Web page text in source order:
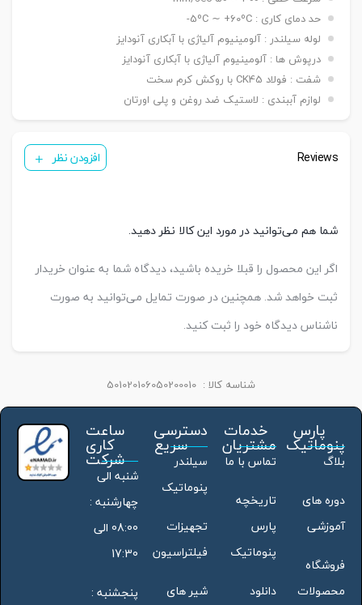
حد دمای کاری : 5ºC ∼ +60ºC-
لوله سیلندر : آلومینیوم آلیاژی با آبکاری آنودایز
درپوش ها : آلومینیوم آلیاژی با آبکاری آنودایز
شفت : فولاد CK45 با روکش کرم سخت
لوازم آببندی : لاستیک ضد روغن و پلی اورتان
Reviews افزودن نظر
شما هم می‌توانید در مورد این کالا نظر دهید.
اگر این محصول را قبلا خریده باشید، دیدگاه شما به عنوان خریدار
ثبت خواهد شد. همچنین در صورت تمایل می‌توانید به صورت
ناشناس دیدگاه خود را ثبت کنید.
شناسه کالا : 501020106050200010
پارس
پنوماتیک
بلاگ
دوره های
آموزشی
فروشگاه
محصولات
خدمات
مشتریان
تماس با ما
تاریخچه
پارس
پنوماتیک
دانلود
دسترسی
سریع
سیلندر
پنوماتیک
تجهیزات
فیلتراسیون
شیر های
ساعت
کاری
شرکت
شنبه الی
چهارشنبه :
08:00 الی
17:30
پنجشنبه :